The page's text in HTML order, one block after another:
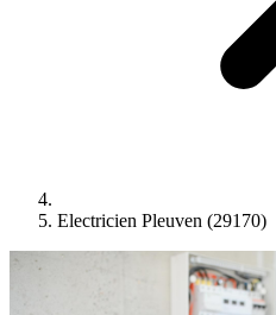
Electricien Pleuven (29170)